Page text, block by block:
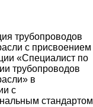
трубопроводов
с присвоением
«Специалист по
трубопроводов
в
с
стандартом